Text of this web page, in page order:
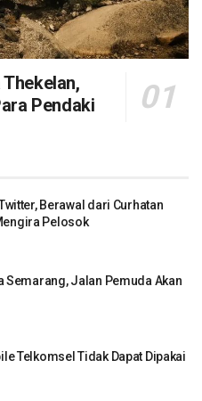
Pendaki
Berawal dari Curhatan
Pelosok
Semarang, Jalan Pemuda Akan
Telkomsel Tidak Dapat Dipakai